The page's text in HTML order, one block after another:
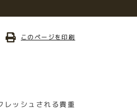
このページを印刷
レッシュされる貴重